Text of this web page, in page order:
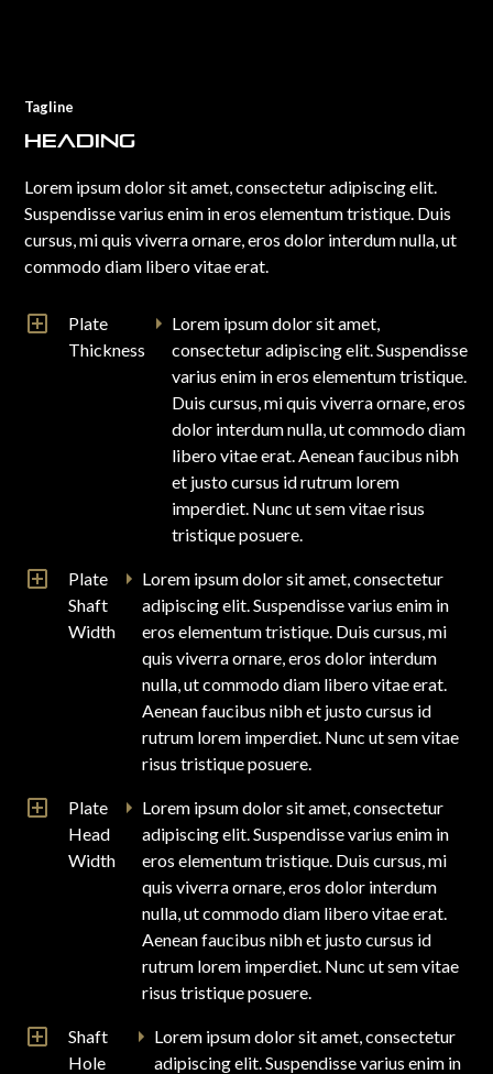
Tagline
Heading
Lorem ipsum dolor sit amet, consectetur adipiscing elit.
Suspendisse varius enim in eros elementum tristique. Duis
cursus, mi quis viverra ornare, eros dolor interdum nulla, ut
commodo diam libero vitae erat.
Plate
Thickness
Lorem ipsum dolor sit amet,
consectetur adipiscing elit. Suspendisse
varius enim in eros elementum tristique.
Duis cursus, mi quis viverra ornare, eros
dolor interdum nulla, ut commodo diam
libero vitae erat. Aenean faucibus nibh
et justo cursus id rutrum lorem
imperdiet. Nunc ut sem vitae risus
tristique posuere.
Plate
Shaft
Width
Lorem ipsum dolor sit amet, consectetur
adipiscing elit. Suspendisse varius enim in
eros elementum tristique. Duis cursus, mi
quis viverra ornare, eros dolor interdum
nulla, ut commodo diam libero vitae erat.
Aenean faucibus nibh et justo cursus id
rutrum lorem imperdiet. Nunc ut sem vitae
risus tristique posuere.
Plate
Head
Width
Lorem ipsum dolor sit amet, consectetur
adipiscing elit. Suspendisse varius enim in
eros elementum tristique. Duis cursus, mi
quis viverra ornare, eros dolor interdum
nulla, ut commodo diam libero vitae erat.
Aenean faucibus nibh et justo cursus id
rutrum lorem imperdiet. Nunc ut sem vitae
risus tristique posuere.
Shaft
Hole
Lorem ipsum dolor sit amet, consectetur
adipiscing elit. Suspendisse varius enim in